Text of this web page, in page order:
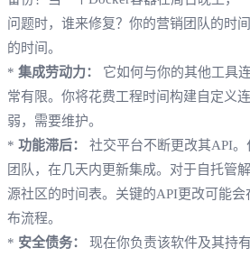
问题时，谁来修复？你的营销团队的时
的时间。
* 集成劳动力：
它如何与你的其他工具
常有限。你将花费工程时间构建自定义
弱，需要维护。
* 功能滞后：
社交平台不断更改其API。
团队，在几天内更新集成。对于自托管
源社区的时间表。关键的API更改可能
布流程。
* 安全债务：
现在你负责该软件及其持